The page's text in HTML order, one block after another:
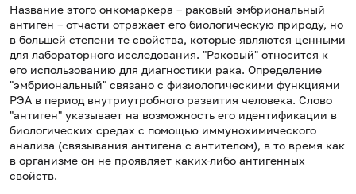
Название этого онкомаркера – раковый эмбриональный
антиген – отчасти отражает его биологическую природу, но
в большей степени те свойства, которые являются ценными
для лабораторного исследования. "Раковый" относится к
его использованию для диагностики рака. Определение
"эмбриональный" связано с физиологическими функциями
РЭА в период внутриутробного развития человека. Слово
"антиген" указывает на возможность его идентификации в
биологических средах с помощью иммунохимического
анализа (связывания антигена с антителом), в то время как
в организме он не проявляет каких-либо антигенных
свойств.